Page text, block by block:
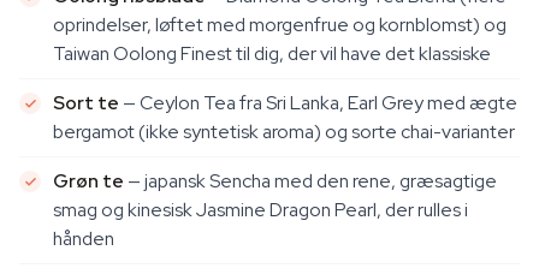
oprindelser, løftet med morgenfrue og kornblomst) og
Taiwan Oolong Finest til dig, der vil have det klassiske
Sort te — Ceylon Tea fra Sri Lanka, Earl Grey med ægte
bergamot (ikke syntetisk aroma) og sorte chai-varianter
Grøn te — japansk Sencha med den rene, græsagtige
smag og kinesisk Jasmine Dragon Pearl, der rulles i
hånden